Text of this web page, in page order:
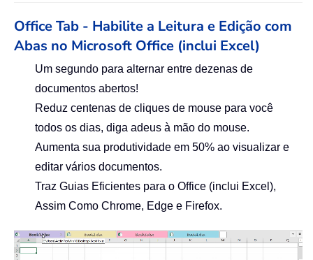
Office Tab - Habilite a Leitura e Edição com
Abas no Microsoft Office (inclui Excel)
Um segundo para alternar entre dezenas de
documentos abertos!
Reduz centenas de cliques de mouse para você
todos os dias, diga adeus à mão do mouse.
Aumenta sua produtividade em 50% ao visualizar e
editar vários documentos.
Traz Guias Eficientes para o Office (inclui Excel),
Assim Como Chrome, Edge e Firefox.